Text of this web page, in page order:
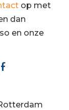
op met
dan
en onze